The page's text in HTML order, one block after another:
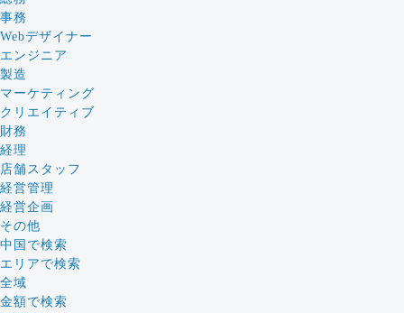
事務
Webデザイナー
エンジニア
製造
マーケティング
クリエイティブ
財務
経理
店舗スタッフ
経営管理
経営企画
その他
中国で検索
エリアで検索
全域
金額で検索